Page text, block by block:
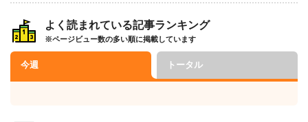
よく読まれている記事ランキング
※ページビュー数の多い順に掲載しています
今週 トータル